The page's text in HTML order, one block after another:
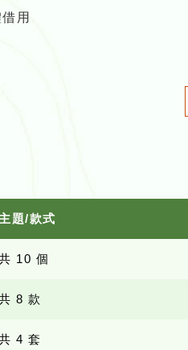
用
主題/款式
10 個
8 款
4 套